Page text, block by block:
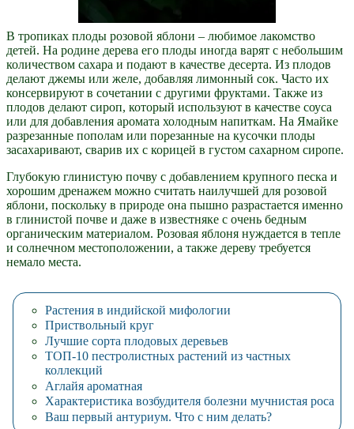
В тропиках плоды розовой яблони – любимое лакомство
детей. На родине дерева его плоды иногда варят с небольшим
количеством сахара и подают в качестве десерта. Из плодов
делают джемы или желе, добавляя лимонный сок. Часто их
консервируют в сочетании с другими фруктами. Также из
плодов делают сироп, который используют в качестве соуса
или для добавления аромата холодным напиткам. На Ямайке
разрезанные пополам или порезанные на кусочки плоды
засахаривают, сварив их с корицей в густом сахарном сиропе.
Глубокую глинистую почву с добавлением крупного песка и
хорошим дренажем можно считать наилучшей для розовой
яблони, поскольку в природе она пышно разрастается именно
в глинистой почве и даже в известняке с очень бедным
органическим материалом. Розовая яблоня нуждается в тепле
и солнечном местоположении, а также дереву требуется
немало места.
Растения в индийской мифологии
Приствольный круг
Лучшие сорта плодовых деревьев
ТОП-10 пестролистных растений из частных
коллекций
Аглайя ароматная
Характеристика возбудителя болезни мучнистая роса
Ваш первый антуриум. Что с ним делать?